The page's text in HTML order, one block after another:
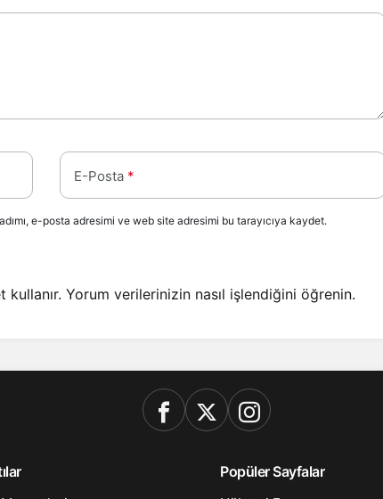
E-Posta *
e-posta adresimi ve web site adresimi bu tarayıcıya kaydet.
kullanır. Yorum verilerinizin nasıl işlendiğini öğrenin.
Popüler Sayfalar